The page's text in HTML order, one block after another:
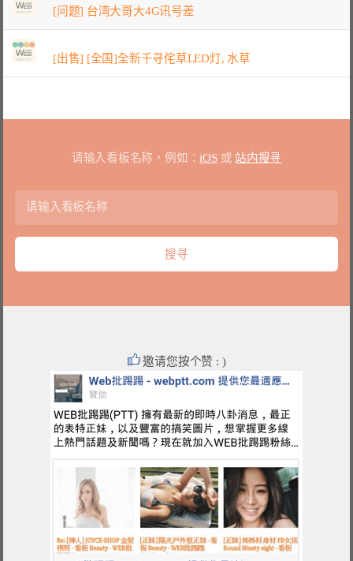
[问题] 台湾大哥大4G讯号差
[出售] [全国]全新千寻侘草LED灯, 水草
请输入看板名称，例如： iOS或 站内搜寻
邀请您按个赞 : )